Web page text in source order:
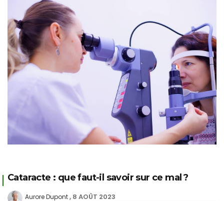
Cataracte : que faut-il savoir sur ce mal ?
Aurore Dupont 8 AOÛT 2023